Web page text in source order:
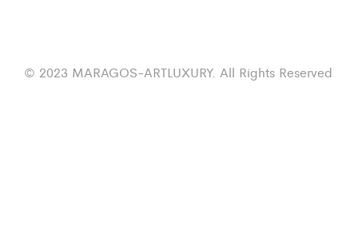
© 2023 MARAGOS-ARTLUXURY. All Rights Reserved